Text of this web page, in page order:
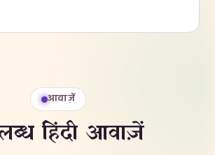
आवाज़ें
हिंदी आवाज़ें